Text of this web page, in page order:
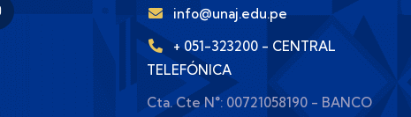
info@unaj.edu.pe
+ 051-323200 - CENTRAL
TELEFÓNICA
Cta. Cte N°: 00721058190 - BANCO